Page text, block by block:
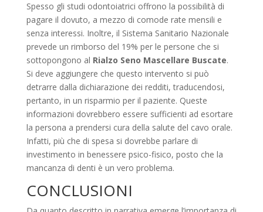
Spesso gli studi odontoiatrici offrono la possibilità di
pagare il dovuto, a mezzo di comode rate mensili e
senza interessi. Inoltre, il Sistema Sanitario Nazionale
prevede un rimborso del 19% per le persone che si
sottopongono al Rialzo Seno Mascellare Buscate.
Si deve aggiungere che questo intervento si può
detrarre dalla dichiarazione dei redditi, traducendosi,
pertanto, in un risparmio per il paziente. Queste
informazioni dovrebbero essere sufficienti ad esortare
la persona a prendersi cura della salute del cavo orale.
Infatti, più che di spesa si dovrebbe parlare di
investimento in benessere psico-fisico, posto che la
mancanza di denti è un vero problema.
CONCLUSIONI